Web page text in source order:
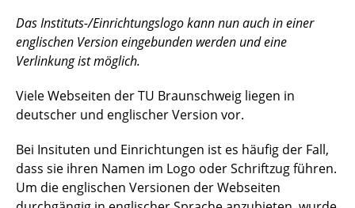
Das Instituts-/Einrichtungslogo kann nun auch in einer
englischen Version eingebunden werden und eine
Verlinkung ist möglich.
Viele Webseiten der TU Braunschweig liegen in
deutscher und englischer Version vor.
Bei Insituten und Einrichtungen ist es häufig der Fall,
dass sie ihren Namen im Logo oder Schriftzug führen.
Um die englischen Versionen der Webseiten